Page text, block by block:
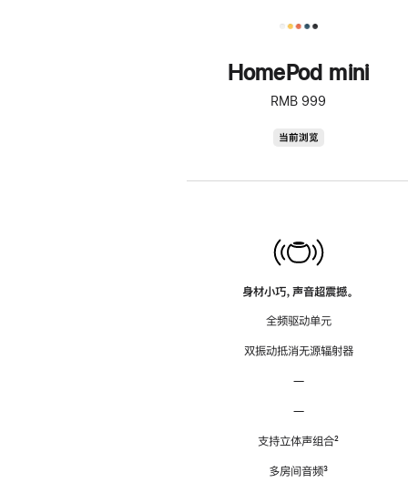
HomePod mini
RMB 999
当前浏览
身材小巧，声音超震撼。
全频驱动单元
双振动抵消无源辐射器
—
—
支持立体声组合脚
²
多房间音频脚
³